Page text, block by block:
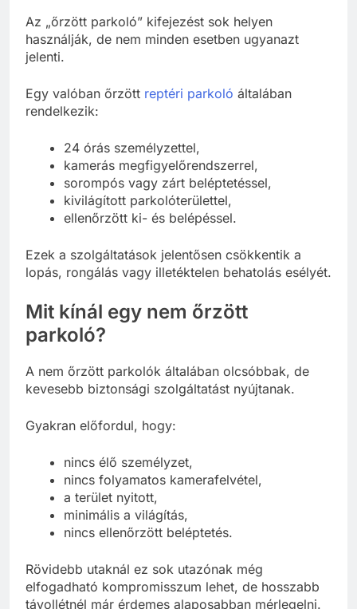
Az „őrzött parkoló” kifejezést sok helyen
használják, de nem minden esetben ugyanazt
jelenti.
Egy valóban őrzött reptéri parkoló általában
rendelkezik:
24 órás személyzettel,
kamerás megfigyelőrendszerrel,
sorompós vagy zárt beléptetéssel,
kivilágított parkolóterülettel,
ellenőrzött ki- és belépéssel.
Ezek a szolgáltatások jelentősen csökkentik a
lopás, rongálás vagy illetéktelen behatolás esélyét.
Mit kínál egy nem őrzött
parkoló?
A nem őrzött parkolók általában olcsóbbak, de
kevesebb biztonsági szolgáltatást nyújtanak.
Gyakran előfordul, hogy:
nincs élő személyzet,
nincs folyamatos kamerafelvétel,
a terület nyitott,
minimális a világítás,
nincs ellenőrzött beléptetés.
Rövidebb utaknál ez sok utazónak még
elfogadható kompromisszum lehet, de hosszabb
távollétnél már érdemes alaposabban mérlegelni.